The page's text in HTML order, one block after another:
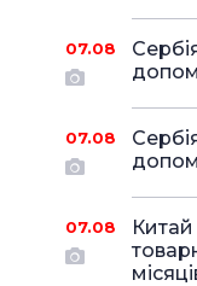
07.08
07.08
07.08